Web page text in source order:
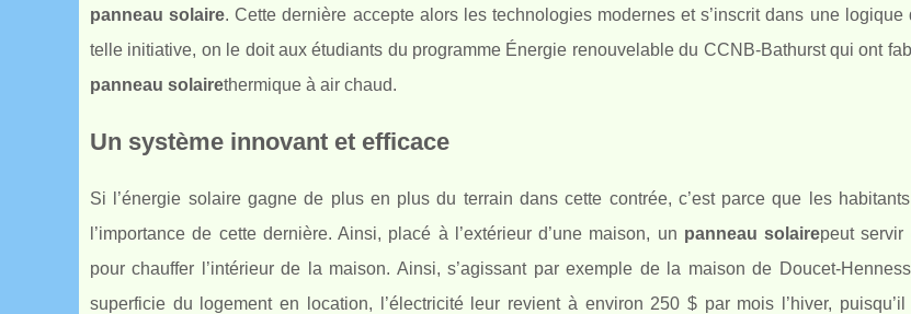
panneau solaire. Cette dernière accepte alors les technologies modernes et s’inscrit dans une logique
telle initiative, on le doit aux étudiants du programme Énergie renouvelable du CCNB-Bathurst qui ont
panneau solairethermique à air chaud.
Un système innovant et efficace
Si l’énergie solaire gagne de plus en plus du terrain dans cette contrée, c’est parce que les
l’importance de cette dernière. Ainsi, placé à l’extérieur d’une maison, un panneau solairepeut servir
pour chauffer l’intérieur de la maison. Ainsi, s’agissant par exemple de la maison de Doucet-
superficie du logement en location, l’électricité leur revient à environ 250 $ par mois l’hiver, puisqu’il